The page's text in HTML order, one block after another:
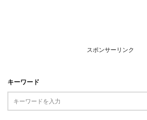
スポンサーリンク
キーワード